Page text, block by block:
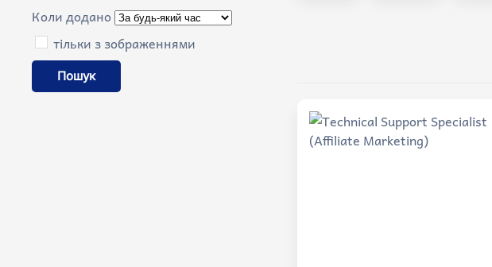
Коли додано
тільки з зображеннями
Пошук